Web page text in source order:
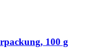
100 g